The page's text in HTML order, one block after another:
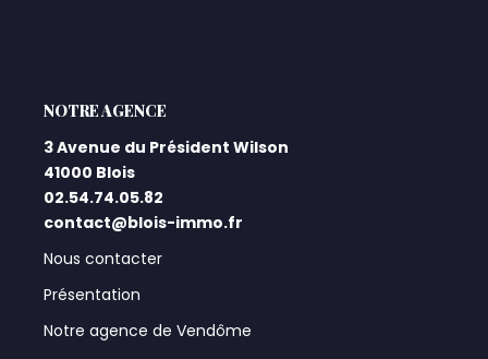
L'AGENCE
3 Avenue du Président Wilson
41000 Blois
02.54.74.05.82
contact@blois-immo.fr
Nous contacter
Présentation
Notre agence de Vendôme